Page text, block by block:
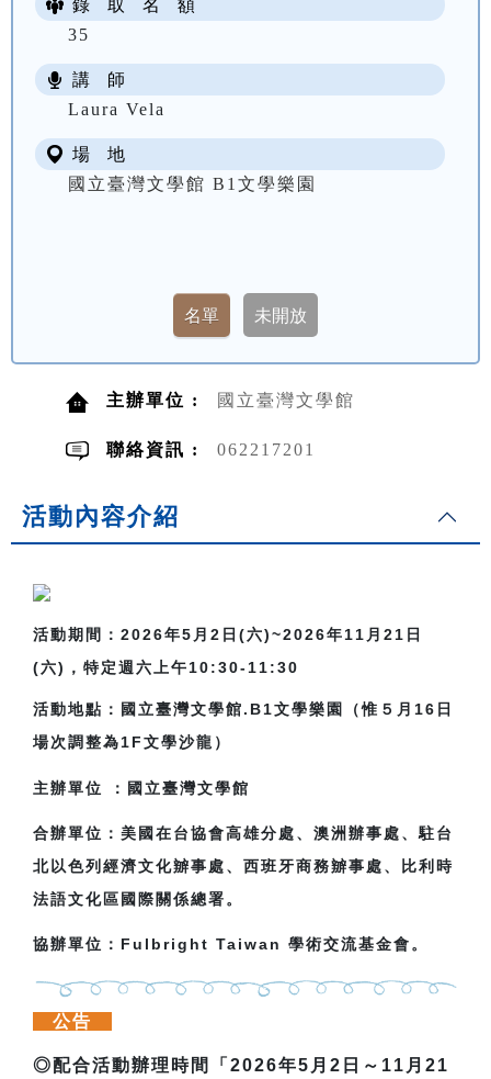
錄 取 名 額
35
講 師
Laura Vela
場 地
國立臺灣文學館 B1文學樂園
主辦單位 : 國立臺灣文學館
聯絡資訊 : 062217201
活動內容介紹
活動期間：2026年5月2日(六)~2026年11月21日
(六)，特定週六上午10:30-11:30
活動地點：國立臺灣文學館.B1文學樂園（惟５月16日
場次調整為1F文學沙龍）
主辦單位 ：國立臺灣文學館
合辦單位：美國在台協會高雄分處、澳洲辦事處、駐台
北以色列經濟文化辧事處、西班牙商務辧事處、比利時
法語文化區國際關係總署。
協辦單位：Fulbright Taiwan 學術交流基金會。
公告
◎配合活動辦理時間「 2026年5 月 2 日～ 11 月 21